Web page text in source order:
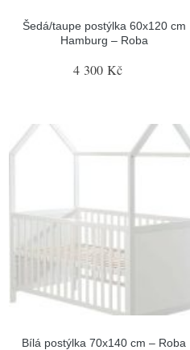
Šedá/taupe postýlka 60x120 cm
Hamburg – Roba
4 300 Kč
Bílá postýlka 70x140 cm – Roba